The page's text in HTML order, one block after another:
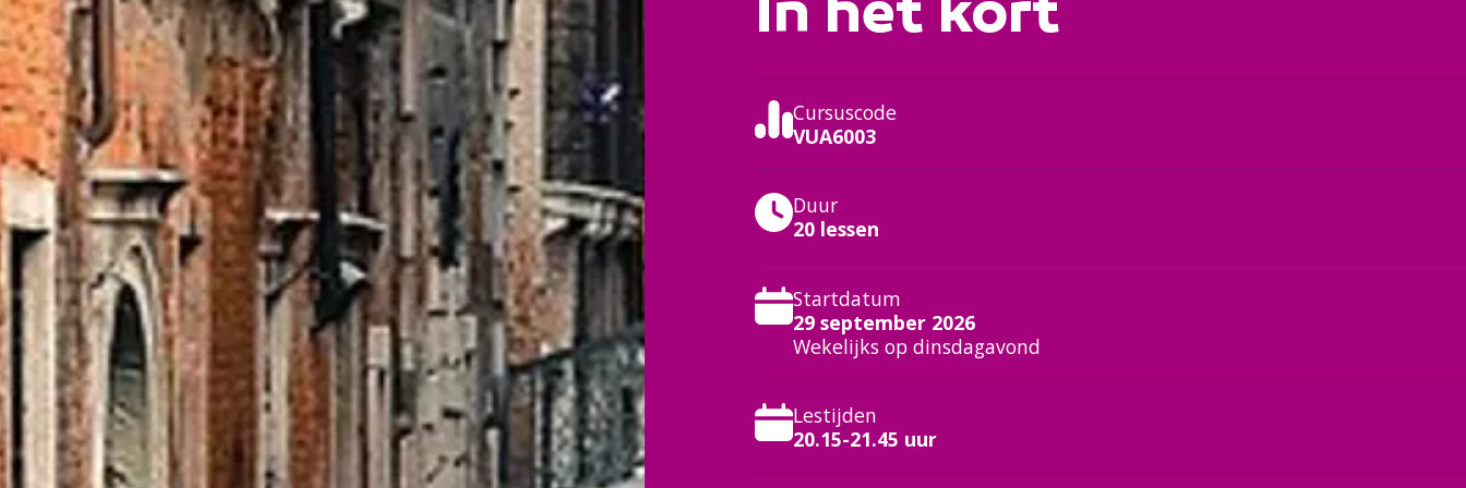
Ga direct naar:
In het kort
De cursus
In het kort
Cursuscode
VUA6003
Duur
20 lessen
Startdatum
29 september 2026
Wekelijks op dinsdagavond
Lestijden
20.15-21.45 uur